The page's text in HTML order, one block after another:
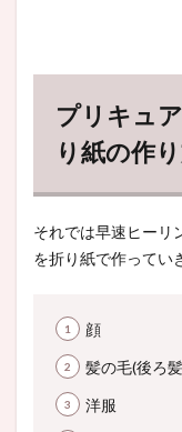
プリキュ
り紙の作
それでは早速ヒーリ
を折り紙で作ってい
顔
髪の毛(後ろ
洋服